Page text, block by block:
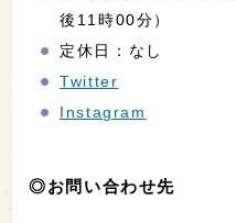
後11時00分）
定休日：なし
Twitter
Instagram
◎お問い合わせ先